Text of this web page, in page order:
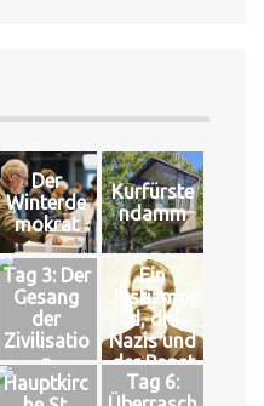
Der
Winterde
mokrat
Kurfürste
ndamm
Tag 3: Der
Gesang
der
Zivilisatio
n
Ein
Justizmor
d, die
Nazis und
der Papst
Hauptkirc
Tag 6: